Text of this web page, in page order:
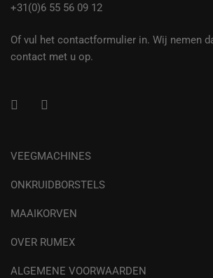
+31(0)6 55 56 09 12
Of vul het contactformulier in. Wij nemen
contact met u op.
VEEGMACHINES
ONKRUIDBORSTELS
MAAIKORVEN
OVER RUMEX
ALGEMENE VOORWAARDEN